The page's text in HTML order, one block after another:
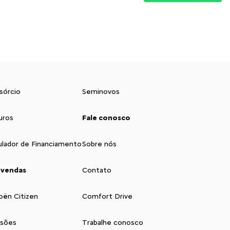
de Financiamento
Citizen
Seminovos
Fale conosco
Sobre nós
Contato
Comfort Drive
Trabalhe conosco